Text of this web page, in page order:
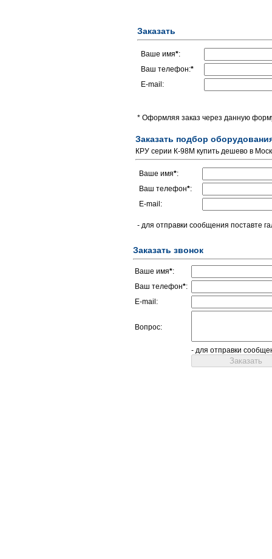
Заказать
Ваше имя*:
Ваш телефон:*
E-mail:
* Оформляя заказ через данную
Заказать подбор
КРУ серии К-98М купить дешево в
Ваше имя*:
Ваш телефон*:
E-mail:
- для отправки сообщения поставте
Заказать звонок
Ваше имя*:
Ваш телефон*:
E-mail:
Вопрос:
- для отправки